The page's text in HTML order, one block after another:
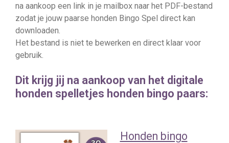
na aankoop een link in je mailbox naar het PDF-bestand
zodat je jouw paarse honden Bingo Spel direct kan
downloaden.
Het bestand is niet te bewerken en direct klaar voor
gebruik.
Dit krijg jij na aankoop van het digitale
honden spelletjes honden bingo paars:
Honden bingo